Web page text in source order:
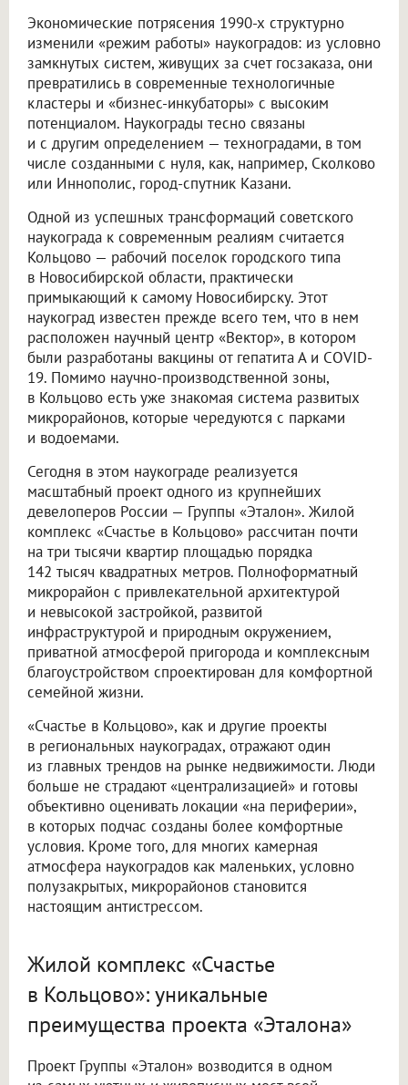
Экономические потрясения 1990-х структурно
изменили «режим работы» наукоградов: из условно
замкнутых систем, живущих за счет госзаказа, они
превратились в современные технологичные
кластеры и «бизнес-инкубаторы» с высоким
потенциалом. Наукограды тесно связаны
и с другим определением — техноградами, в том
числе созданными с нуля, как, например, Сколково
или Иннополис, город-спутник Казани.
Одной из успешных трансформаций советского
наукограда к современным реалиям считается
Кольцово — рабочий поселок городского типа
в Новосибирской области, практически
примыкающий к самому Новосибирску. Этот
наукоград известен прежде всего тем, что в нем
расположен научный центр «Вектор», в котором
были разработаны вакцины от гепатита А и COVID-
19. Помимо научно-производственной зоны,
в Кольцово есть уже знакомая система развитых
микрорайонов, которые чередуются с парками
и водоемами.
Сегодня в этом наукограде реализуется
масштабный проект одного из крупнейших
девелоперов России — Группы «Эталон». Жилой
комплекс «Счастье в Кольцово» рассчитан почти
на три тысячи квартир площадью порядка
142 тысяч квадратных метров. Полноформатный
микрорайон с привлекательной архитектурой
и невысокой застройкой, развитой
инфраструктурой и природным окружением,
приватной атмосферой пригорода и комплексным
благоустройством спроектирован для комфортной
семейной жизни.
«Счастье в Кольцово», как и другие проекты
в региональных наукоградах, отражают один
из главных трендов на рынке недвижимости. Люди
больше не страдают «централизацией» и готовы
объективно оценивать локации «на периферии»,
в которых подчас созданы более комфортные
условия. Кроме того, для многих камерная
атмосфера наукоградов как маленьких, условно
полузакрытых, микрорайонов становится
настоящим антистрессом.
Жилой комплекс «Счастье
в Кольцово»: уникальные
преимущества проекта «Эталона»
Проект Группы «Эталон» возводится в одном